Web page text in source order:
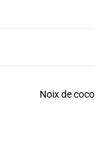
Noix de coco